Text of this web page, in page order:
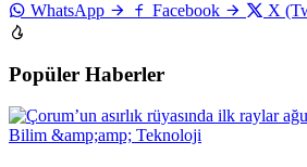
WhatsApp Facebook X
Popüler Haberler
Bilim &amp;amp; Teknoloji